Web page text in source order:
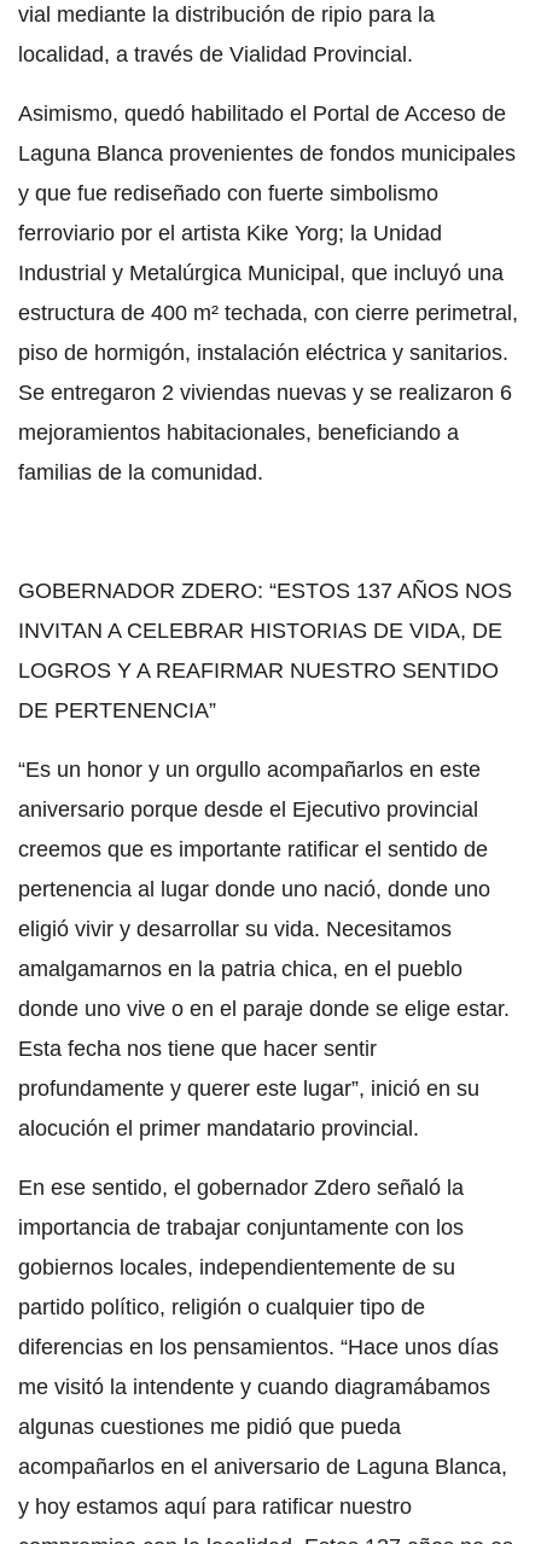
vial mediante la distribución de ripio para la
localidad, a través de Vialidad Provincial.
Asimismo, quedó habilitado el Portal de Acceso de
Laguna Blanca provenientes de fondos municipales
y que fue rediseñado con fuerte simbolismo
ferroviario por el artista Kike Yorg; la Unidad
Industrial y Metalúrgica Municipal, que incluyó una
estructura de 400 m² techada, con cierre perimetral,
piso de hormigón, instalación eléctrica y sanitarios.
Se entregaron 2 viviendas nuevas y se realizaron 6
mejoramientos habitacionales, beneficiando a
familias de la comunidad.
GOBERNADOR ZDERO: “ESTOS 137 AÑOS NOS
INVITAN A CELEBRAR HISTORIAS DE VIDA, DE
LOGROS Y A REAFIRMAR NUESTRO SENTIDO
DE PERTENENCIA”
“Es un honor y un orgullo acompañarlos en este
aniversario porque desde el Ejecutivo provincial
creemos que es importante ratificar el sentido de
pertenencia al lugar donde uno nació, donde uno
eligió vivir y desarrollar su vida. Necesitamos
amalgamarnos en la patria chica, en el pueblo
donde uno vive o en el paraje donde se elige estar.
Esta fecha nos tiene que hacer sentir
profundamente y querer este lugar”, inició en su
alocución el primer mandatario provincial.
En ese sentido, el gobernador Zdero señaló la
importancia de trabajar conjuntamente con los
gobiernos locales, independientemente de su
partido político, religión o cualquier tipo de
diferencias en los pensamientos. “Hace unos días
me visitó la intendente y cuando diagramábamos
algunas cuestiones me pidió que pueda
acompañarlos en el aniversario de Laguna Blanca,
y hoy estamos aquí para ratificar nuestro